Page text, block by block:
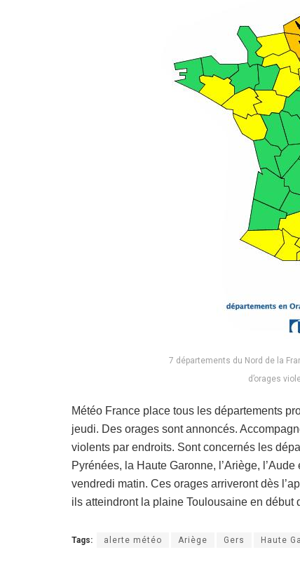
7 départements du Nord de la
d’orages
Météo France place tous les départements
jeudi. Des orages sont annoncés.
violents par endroits. Sont concernés les
Pyrénées, la Haute Garonne, l’Ariège,
vendredi matin. Ces orages arriveront dès
ils atteindront la plaine Toulousaine en début
Tags: alerte météo Ariège Gers Haute